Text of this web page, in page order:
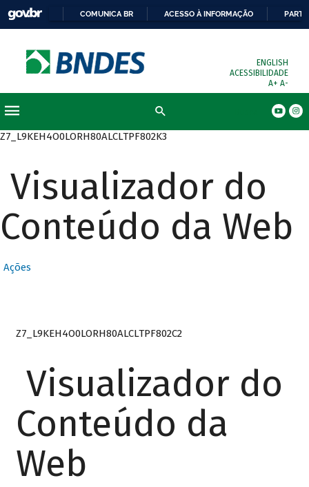
COMUNICA BR ACESSO À INFORMAÇÃO
ENGLISH
ACESSIBILIDADE
A+ A-
Z7_L9KEH4O0LORH80ALCLTPF802K3
Visualizador do
Conteúdo da Web
Ações
Z7_L9KEH4O0LORH80ALCLTPF802C2
Visualizador do
Conteúdo da
Web